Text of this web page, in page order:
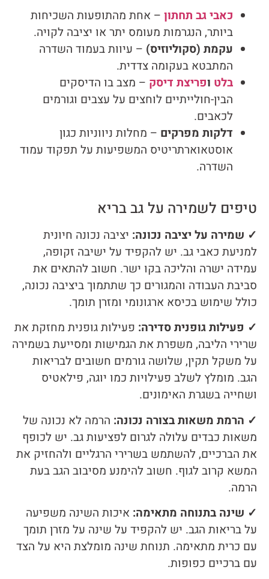
כאבי גב תחתון – אחת מהתופעות השכיחות
ביותר, הנגרמות מעומס יתר או יציבה לקויה.
עקמת (סקוליוזיס) – עיוות בעמוד השדרה
המתבטא בעקומה צדדית.
בלט ופריצת דיסק – מצב בו הדיסקים
הבין-חולייתיים לוחצים על עצבים וגורמים
לכאבים.
דלקות מפרקים – מחלות ניווניות כגון
אוסטאוארתריטיס המשפיעות על תפקוד עמוד
השדרה.
טיפים לשמירה על גב בריא
✓ שמירה על יציבה נכונה: יציבה נכונה חיונית
למניעת כאבי גב. יש להקפיד על ישיבה זקופה,
עמידה ישרה והליכה בקו ישר. חשוב להתאים את
סביבת העבודה והמגורים כך שתתמוך ביציבה נכונה,
כולל שימוש בכיסא ארגונומי ומזרן תומך.
✓ פעילות גופנית סדירה: פעילות גופנית מחזקת את
שרירי הליבה, משפרת את הגמישות ומסייעת בשמירה
על משקל תקין, שלושה גורמים חשובים לבריאות
הגב. מומלץ לשלב פעילויות כמו יוגה, פילאטיס
ושחייה בשגרת האימונים.
✓ הרמת משאות בצורה נכונה: הרמה לא נכונה של
משאות כבדים עלולה לגרום לפציעות גב. יש לכופף
את הברכיים, להשתמש בשרירי הרגליים ולהחזיק את
המשא קרוב לגוף. חשוב להימנע מסיבוב הגב בעת
הרמה.
✓ שינה בתנוחה מתאימה: איכות השינה משפיעה
על בריאות הגב. יש להקפיד על שינה על מזרן תומך
עם כרית מתאימה. תנוחת שינה מומלצת היא על הצד
עם ברכיים כפופות.